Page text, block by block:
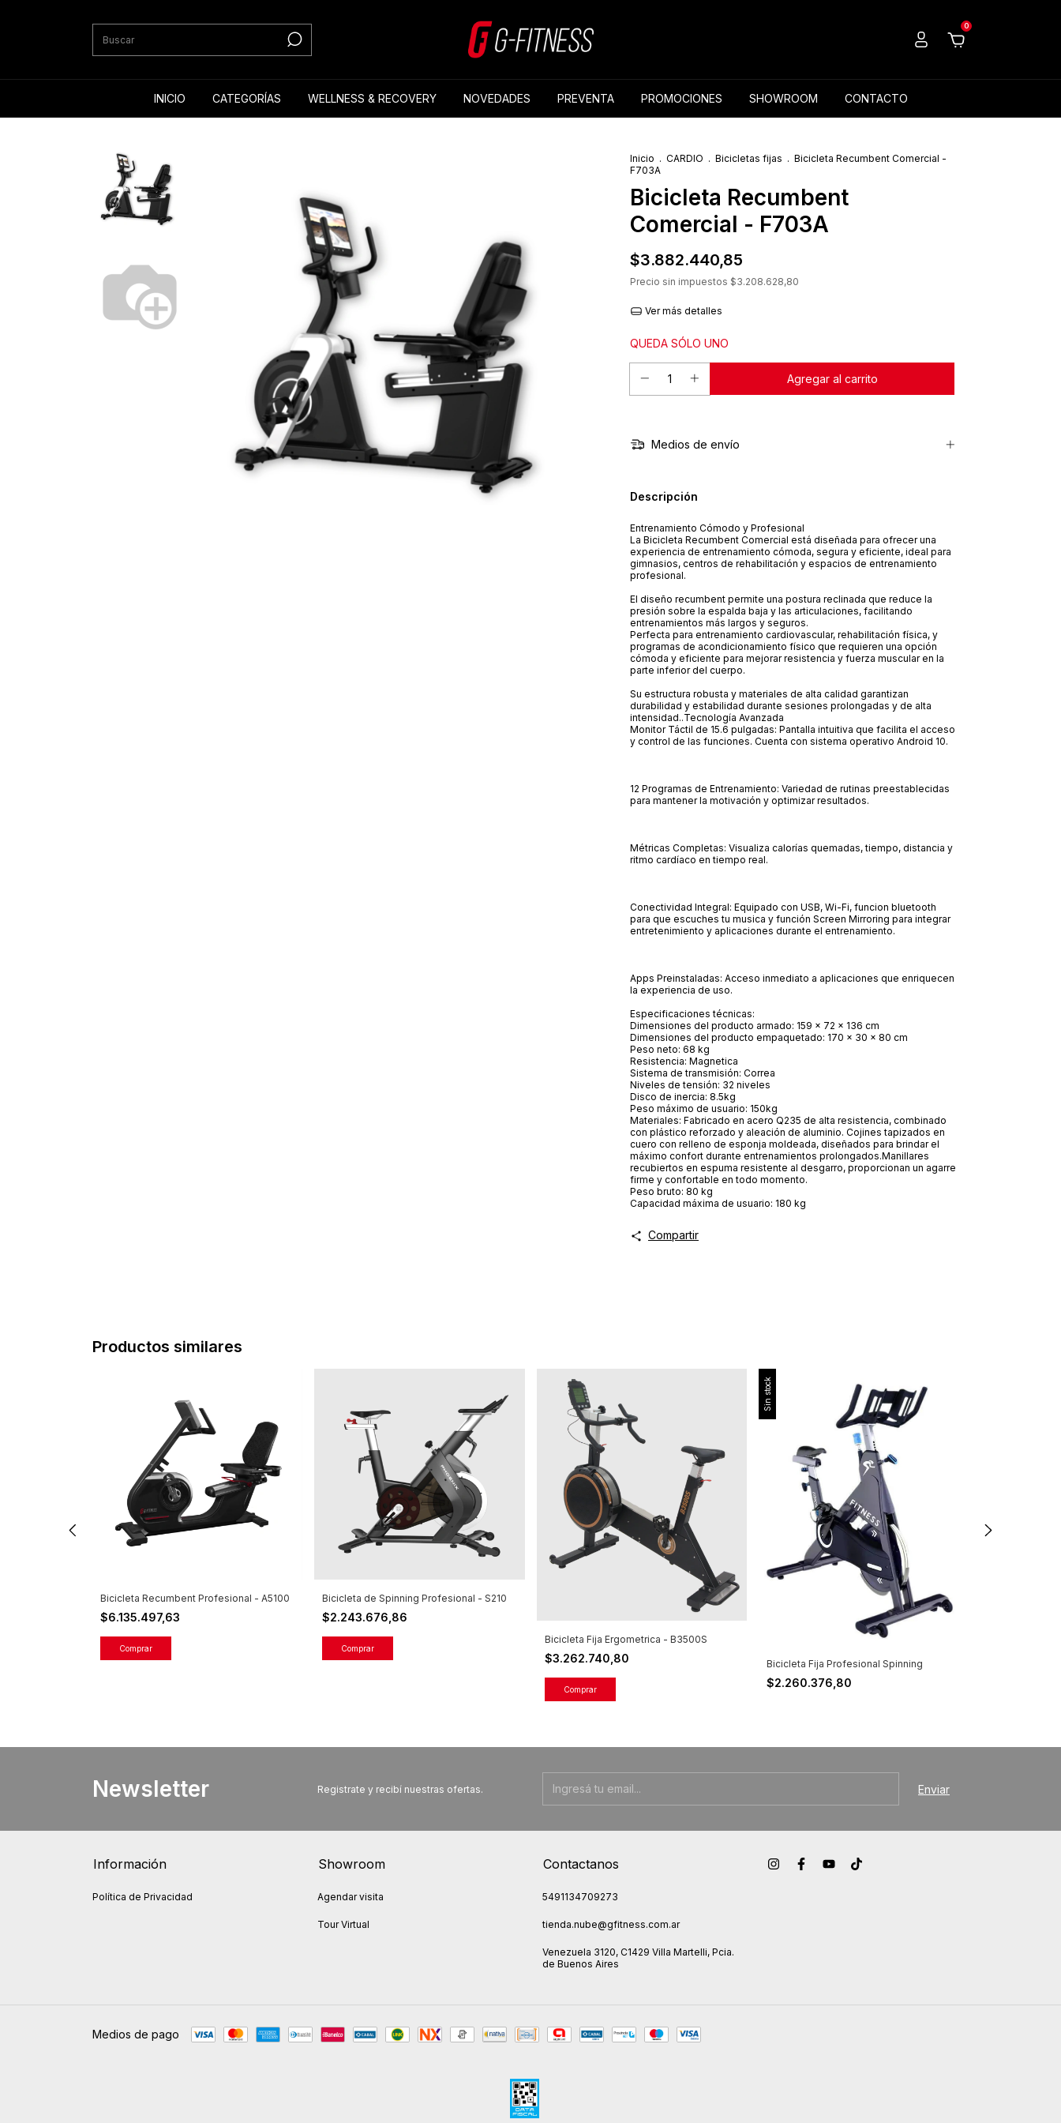
0
INICIO CATEGORÍAS WELLNESS & RECOVERY NOVEDADES PREVENTA PROMOCIONES SHOWROOM CONTACTO
Inicio . CARDIO . Bicicletas fijas . Bicicleta Recumbent Comercial -
F703A
Bicicleta Recumbent
Comercial - F703A
$3.882.440,85
Precio sin impuestos $3.208.628,80
Ver más detalles
QUEDA SÓLO UNO
Medios de envío
Descripción
Entrenamiento Cómodo y Profesional
La Bicicleta Recumbent Comercial está diseñada para ofrecer una
experiencia de entrenamiento cómoda, segura y eficiente, ideal para
gimnasios, centros de rehabilitación y espacios de entrenamiento
profesional.
El diseño recumbent permite una postura reclinada que reduce la
presión sobre la espalda baja y las articulaciones, facilitando
entrenamientos más largos y seguros.
Perfecta para entrenamiento cardiovascular, rehabilitación física, y
programas de acondicionamiento físico que requieren una opción
cómoda y eficiente para mejorar resistencia y fuerza muscular en la
parte inferior del cuerpo.
Su estructura robusta y materiales de alta calidad garantizan
durabilidad y estabilidad durante sesiones prolongadas y de alta
intensidad..Tecnología Avanzada
Monitor Táctil de 15.6 pulgadas: Pantalla intuitiva que facilita el acceso
y control de las funciones. Cuenta con sistema operativo Android 10.
12 Programas de Entrenamiento: Variedad de rutinas preestablecidas
para mantener la motivación y optimizar resultados.
Métricas Completas: Visualiza calorías quemadas, tiempo, distancia y
ritmo cardíaco en tiempo real.
Conectividad Integral: Equipado con USB, Wi-Fi, funcion bluetooth
para que escuches tu musica y función Screen Mirroring para integrar
entretenimiento y aplicaciones durante el entrenamiento.
Apps Preinstaladas: Acceso inmediato a aplicaciones que enriquecen
la experiencia de uso.
Especificaciones técnicas:
Dimensiones del producto armado: 159 x 72 x 136 cm
Dimensiones del producto empaquetado: 170 x 30 x 80 cm
Peso neto: 68 kg
Resistencia: Magnetica
Sistema de transmisión: Correa
Niveles de tensión: 32 niveles
Disco de inercia: 8.5kg
Peso máximo de usuario: 150kg
Materiales: Fabricado en acero Q235 de alta resistencia, combinado
con plástico reforzado y aleación de aluminio. Cojines tapizados en
cuero con relleno de esponja moldeada, diseñados para brindar el
máximo confort durante entrenamientos prolongados.Manillares
recubiertos en espuma resistente al desgarro, proporcionan un agarre
firme y confortable en todo momento.
Peso bruto: 80 kg
Capacidad máxima de usuario: 180 kg
Compartir
Productos similares
Bicicleta Recumbent Profesional - A5100
$6.135.497,63
Bicicleta de Spinning Profesional - S210
$2.243.676,86
Bicicleta Fija Ergometrica - B3500S
$3.262.740,80
Sin stock
Bicicleta Fija Profesional Spinning
$2.260.376,80
Newsletter Registrate y recibí nuestras ofertas.
Información
Política de Privacidad
Showroom
Agendar visita
Tour Virtual
Contactanos
5491134709273
tienda.nube@gfitness.com.ar
Venezuela 3120, C1429 Villa Martelli, Pcia.
de Buenos Aires
Medios de pago